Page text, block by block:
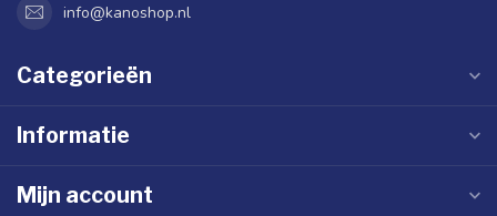
info@kanoshop.nl
Categorieën
Informatie
Mijn account